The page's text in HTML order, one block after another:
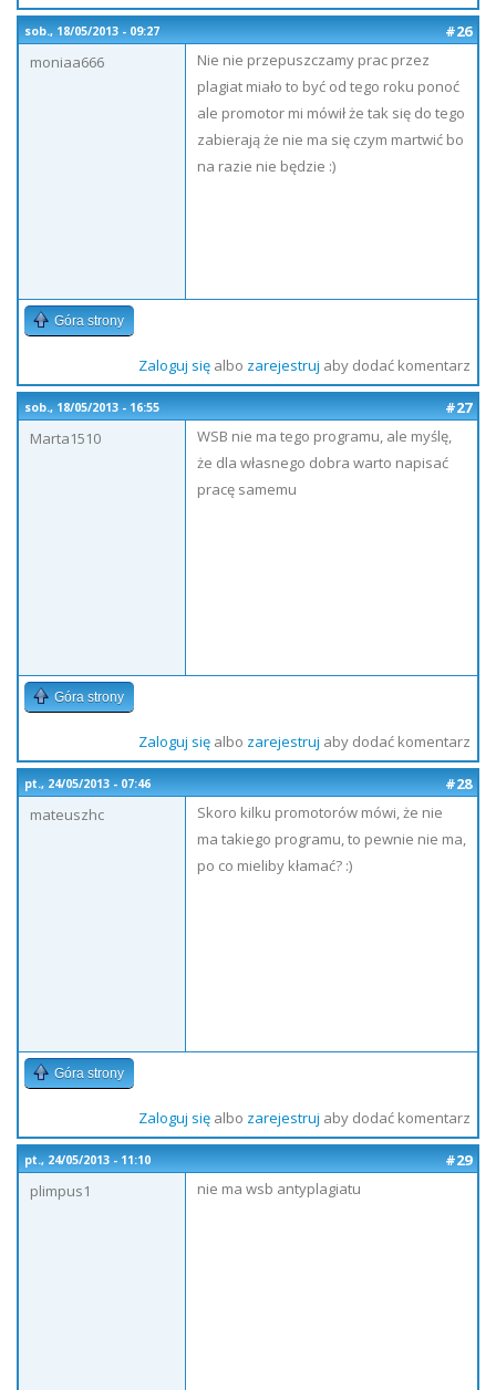
sob., 18/05/2013 - 09:27
#26
moniaa666
Nie nie przepuszczamy prac przez
plagiat miało to być od tego roku ponoć
ale promotor mi mówił że tak się do tego
zabierają że nie ma się czym martwić bo
na razie nie będzie :)
Góra strony
Zaloguj sięalbo zarejestruj aby dodać komentarz
sob., 18/05/2013 - 16:55
#27
Marta1510
WSB nie ma tego programu, ale myślę,
że dla własnego dobra warto napisać
pracę samemu
Góra strony
Zaloguj sięalbo zarejestruj aby dodać komentarz
pt., 24/05/2013 - 07:46
#28
mateuszhc
Skoro kilku promotorów mówi, że nie
ma takiego programu, to pewnie nie ma,
po co mieliby kłamać? :)
Góra strony
Zaloguj sięalbo zarejestruj aby dodać komentarz
pt., 24/05/2013 - 11:10
#29
plimpus1
nie ma wsb antyplagiatu